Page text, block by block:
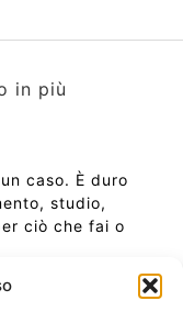
in più
caso. È duro
studio,
ciò che fai o